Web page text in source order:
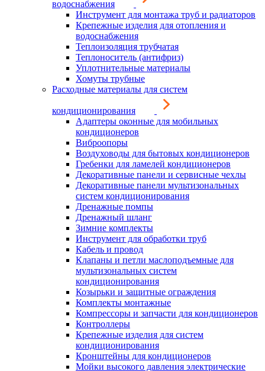
водоснабжения
Инструмент для монтажа труб и радиаторов
Крепежные изделия для отопления и
водоснабжения
Теплоизоляция трубчатая
Теплоноситель (антифриз)
Уплотнительные материалы
Хомуты трубные
Расходные материалы для систем
кондиционирования
Адаптеры оконные для мобильных
кондиционеров
Виброопоры
Воздуховоды для бытовых кондиционеров
Гребенки для ламелей кондиционеров
Декоративные панели и сервисные чехлы
Декоративные панели мультизональных
систем кондиционирования
Дренажные помпы
Дренажный шланг
Зимние комплекты
Инструмент для обработки труб
Кабель и провод
Клапаны и петли маслоподъемные для
мультизональных систем
кондиционирования
Козырьки и защитные ограждения
Комплекты монтажные
Компрессоры и запчасти для кондиционеров
Контроллеры
Крепежные изделия для систем
кондиционирования
Кронштейны для кондиционеров
Мойки высокого давления электрические